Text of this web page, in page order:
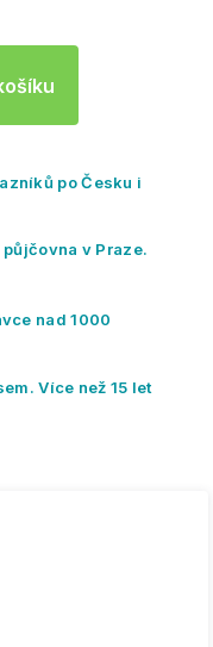
po Česku i
v Praze.
nad 1000
Více než 15 let